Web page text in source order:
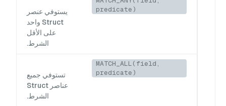
predicate)
يستوفي عنصر
Struct واحد
على الأقل
الشرط.
MATCH_ALL(field,
predicate)
تستوفي جميع
عناصر Struct
الشرط.